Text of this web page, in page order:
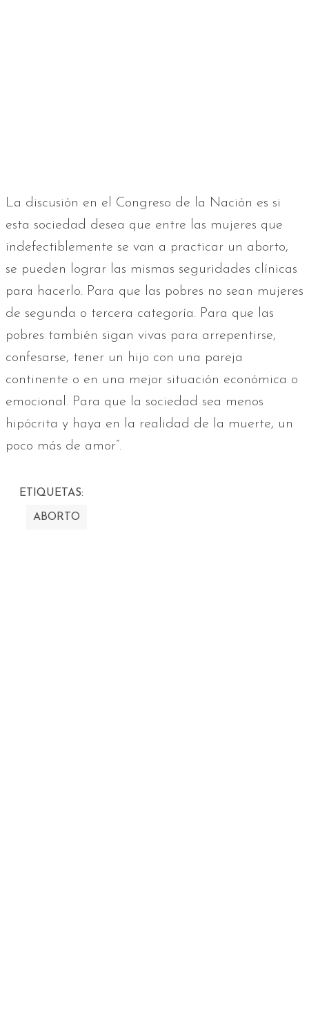
La discusión en el Congreso de la Nación es si
esta sociedad desea que entre las mujeres que
indefectiblemente se van a practicar un aborto,
se pueden lograr las mismas seguridades clínicas
para hacerlo. Para que las pobres no sean mujeres
de segunda o tercera categoría. Para que las
pobres también sigan vivas para arrepentirse,
confesarse, tener un hijo con una pareja
continente o en una mejor situación económica o
emocional. Para que la sociedad sea menos
hipócrita y haya en la realidad de la muerte, un
poco más de amor”.
ETIQUETAS:
ABORTO